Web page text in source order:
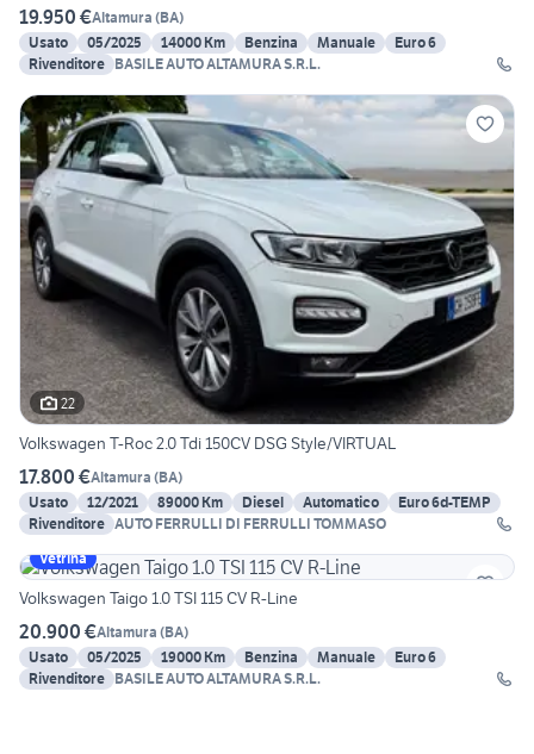
19.950 €Altamura (BA)
Usato
05/2025 14000 Km Benzina Manuale
Euro 6
Rivenditore BASILE AUTO ALTAMURA S.R.L.
22
Volkswagen T-Roc 2.0 Tdi 150CV DSG Style/VIRTUAL
17.800 €Altamura (BA)
Usato
12/2021 89000 Km Diesel Automatico
Euro 6d-TEMP
Rivenditore AUTO FERRULLI DI FERRULLI TOMMASO
Vetrina
Volkswagen Taigo 1.0 TSI 115 CV R-Line
20.900 €Altamura (BA)
Usato
05/2025 19000 Km Benzina Manuale
Euro 6
Rivenditore BASILE AUTO ALTAMURA S.R.L.